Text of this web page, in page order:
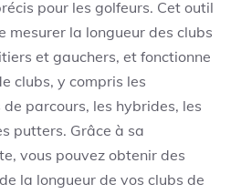
pour les golfeurs. Cet outil
mesurer la longueur des clubs
et gauchers, et fonctionne
clubs, y compris les
parcours, les hybrides, les
putters. Grâce à sa
vous pouvez obtenir des
la longueur de vos clubs de